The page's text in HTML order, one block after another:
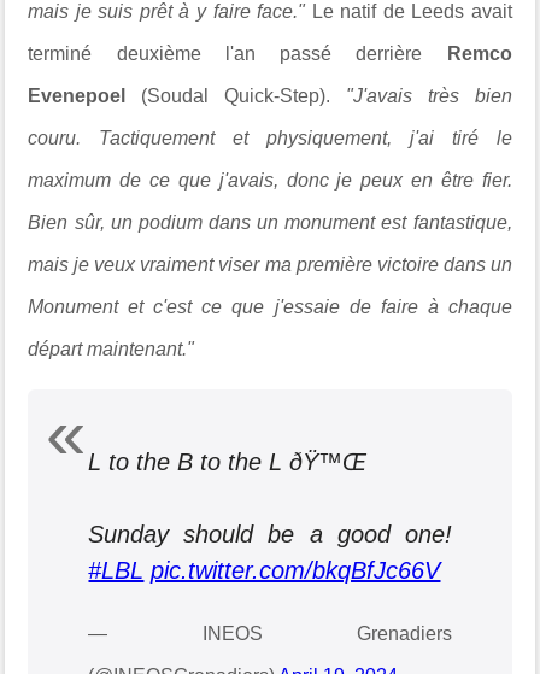
mais je suis prêt à y faire face." Le natif de Leeds avait
terminé deuxième l'an passé derrière Remco
Evenepoel (Soudal Quick-Step). "J'avais très bien
couru. Tactiquement et physiquement, j'ai tiré le
maximum de ce que j'avais, donc je peux en être fier.
Bien sûr, un podium dans un monument est fantastique,
mais je veux vraiment viser ma première victoire dans un
Monument et c'est ce que j'essaie de faire à chaque
départ maintenant."
L to the B to the L ðŸ™Œ
Sunday should be a good one!
#LBL pic.twitter.com/bkqBfJc66V
— INEOS Grenadiers